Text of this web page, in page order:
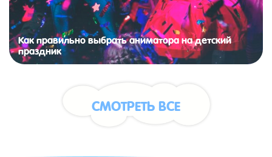
Как правильно выбрать аниматора на детский
праздник
СМОТРЕТЬ ВСЕ